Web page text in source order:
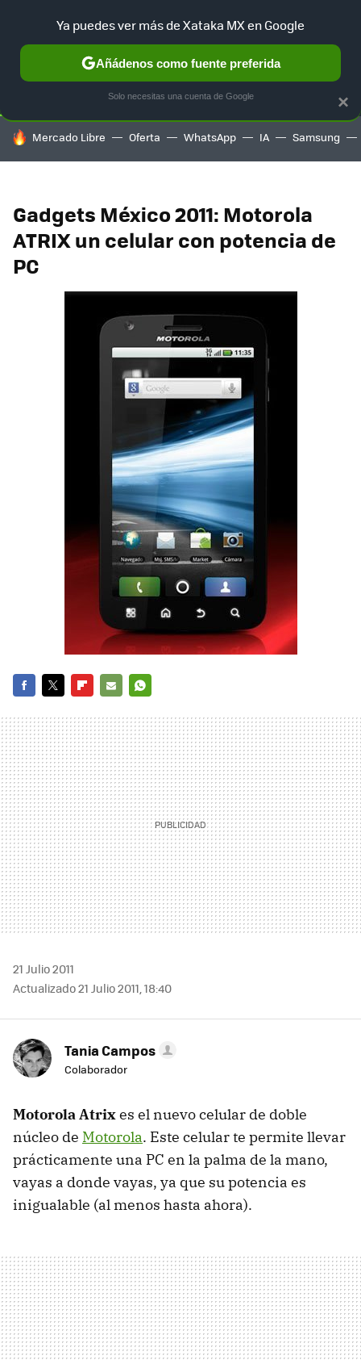
SELECCIÓN GAMING HOME AUTO TERRITORIO
HOY SE HABLA DE
Mercado Libre Oferta WhatsApp IA Samsung
Gadgets México 2011: Motorola
ATRIX un celular con potencia de
PC
MAIL
21 Julio 2011
Actualizado 21 Julio 2011, 18:40
Tania Campos
Colaborador
Motorola Atrixes el nuevo celular de doble
núcleo de Motorola. Este celular te permite llevar
prácticamente una PC en la palma de la mano,
vayas a donde vayas, ya que su potencia es
inigualable (al menos hasta ahora).
×
Ya puedes ver más de Xataka MX en Google
Añádenos como fuente preferida
Solo necesitas una cuenta de Google